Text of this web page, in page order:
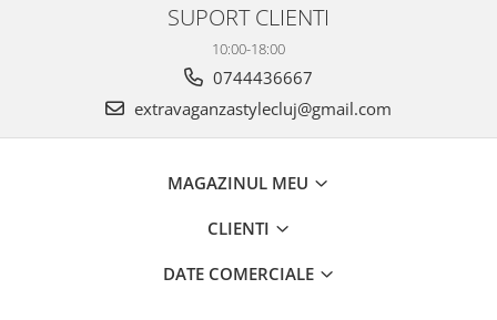
SUPORT CLIENTI
10:00-18:00
0744436667
extravaganzastylecluj@gmail.com
MAGAZINUL MEU
CLIENTI
DATE COMERCIALE